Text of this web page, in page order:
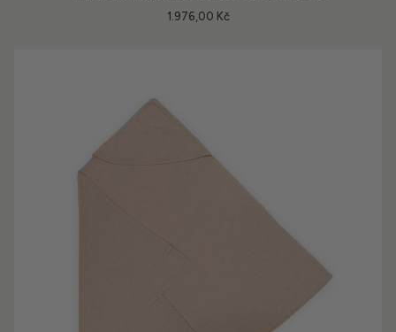
1.976,00 Kč